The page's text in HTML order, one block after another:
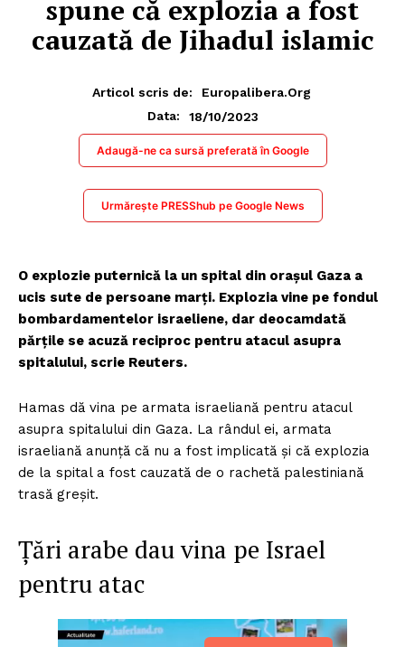
spune că explozia a fost
cauzată de Jihadul islamic
Articol scris de:
Europalibera.org
Data:
18/10/2023
Adaugă-ne ca sursă preferată în Google
Urmărește PRESShub pe Google News
O explozie puternică la un spital din orașul Gaza a
ucis sute de persoane marți. Explozia vine pe fondul
bombardamentelor israeliene, dar deocamdată
părțile se acuză reciproc pentru atacul asupra
spitalului, scrie Reuters.
Hamas dă vina pe armata israeliană pentru atacul
asupra spitalului din Gaza. La rândul ei, armata
israeliană anunță că nu a fost implicată și că explozia
de la spital a fost cauzată de o rachetă palestiniană
trasă greșit.
Țări arabe dau vina pe Israel
pentru atac